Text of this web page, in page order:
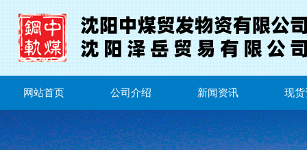
网站首页 公司介绍 新闻资讯 现货